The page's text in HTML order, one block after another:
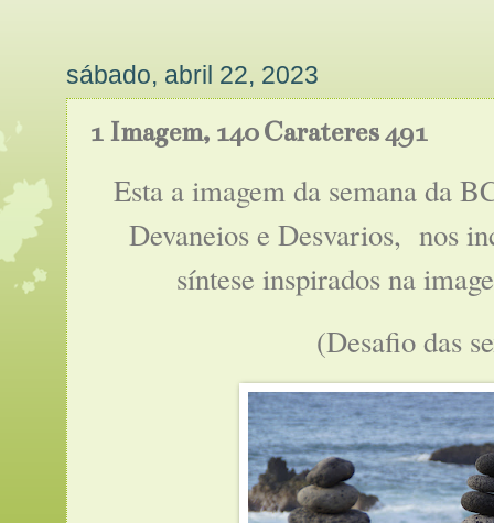
sábado, abril 22, 2023
1 Imagem, 140 Carateres 491
Esta a imagem da semana da
Devaneios e Desvarios, nos
síntese inspirados na
(Desafio das